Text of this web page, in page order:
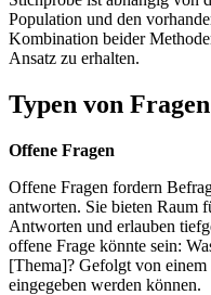
Population und den
Kombination beider
Ansatz zu erhalten.
Typen von
Offene Fragen
Offene Fragen fordern
antworten. Sie bieten Raum
Antworten und erlauben
offene Frage könnte sein:
[Thema]? Gefolgt von
eingegeben werden können.